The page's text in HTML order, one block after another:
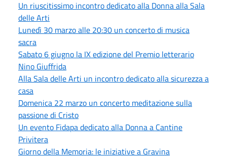
Un riuscitissimo incontro dedicato alla Donna alla Sala
delle Arti
Lunedì 30 marzo alle 20:30 un concerto di musica
sacra
Sabato 6 giugno la IX edizione del Premio letterario
Nino Giuffrida
Alla Sala delle Arti un incontro dedicato alla sicurezza a
casa
Domenica 22 marzo un concerto meditazione sulla
passione di Cristo
Un evento Fidapa dedicato alla Donna a Cantine
Privitera
Giorno della Memoria: le iniziative a Gravina